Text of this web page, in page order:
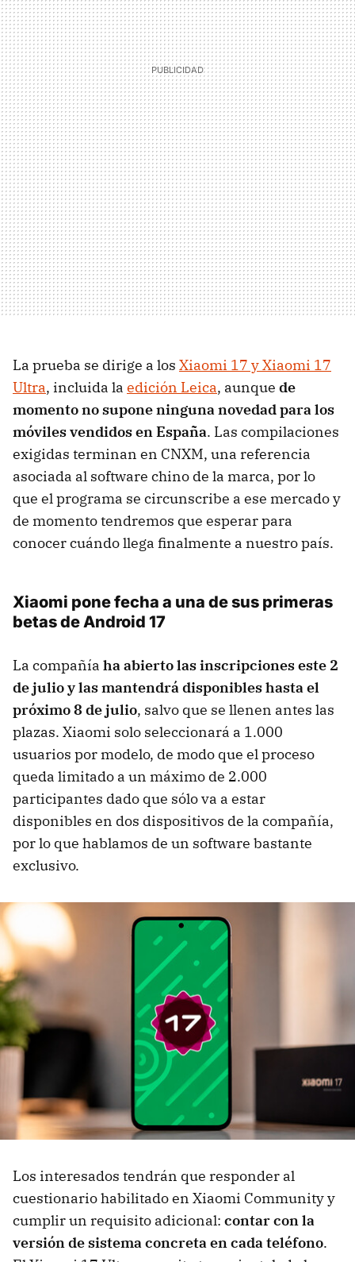
La prueba se dirige a los Xiaomi 17 y Xiaomi 17
Ultra, incluida la edición Leica, aunque de
momento no supone ninguna novedad para los
móviles vendidos en España. Las compilaciones
exigidas terminan en CNXM, una referencia
asociada al software chino de la marca, por lo
que el programa se circunscribe a ese mercado y
de momento tendremos que esperar para
conocer cuándo llega finalmente a nuestro país.
Xiaomi pone fecha a una de sus primeras
betas de Android 17
La compañía ha abierto las inscripciones este 2
de julio y las mantendrá disponibles hasta el
próximo 8 de julio, salvo que se llenen antes las
plazas. Xiaomi solo seleccionará a 1.000
usuarios por modelo, de modo que el proceso
queda limitado a un máximo de 2.000
participantes dado que sólo va a estar
disponibles en dos dispositivos de la compañía,
por lo que hablamos de un software bastante
exclusivo.
Los interesados tendrán que responder al
cuestionario habilitado en Xiaomi Community y
cumplir un requisito adicional: contar con la
versión de sistema concreta en cada teléfono.